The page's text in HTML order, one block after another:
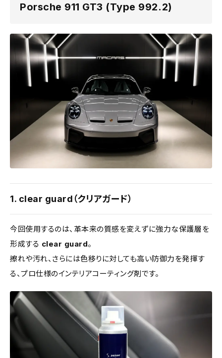
Porsche 911 GT3 (Type 992.2)
1. clear guard（クリアガード）
今回使用するのは、革本来の質感を変えずに強力な保護層を
形成する clear guard。
擦れや汚れ、さらには色移りに対しても高い防御力を発揮す
る、プロ仕様のインテリアコーティング剤です。